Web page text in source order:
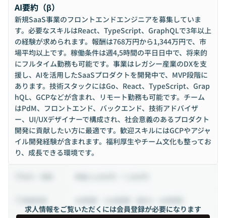
AI要約（β）
新規SaaS事業のフロントエンドエンジニアを募集していま
す。必要なスキルはReact、TypeScript、GraphQLで3年以上
の経験が求められます。報酬は768万円から1,344万円で、市
場平均以上です。稼働条件は週4,5時間の平日日中で、将来的
にフルタイム勤務も可能です。事業はレガシー産業のDXを支
援し、AIを活用したSaaSプロダクトを開発中で、MVP段階に
あります。技術スタックにはGo、React、TypeScript、Grap
hQL、GCPなどが含まれ、リモート勤務も可能です。チーム
はPdM、フロントエンド、バックエンド、技術アドバイザ
ー、UI/UXデザイナーで構成され、社会意義のあるプロダクト
開発に貢献したい方に最適です。歓迎スキルにはGCPやアジャ
イル開発経験が含まれます。福利厚生やチーム文化も整ってお
り、成長できる環境です。
求人情報をご覧いただくには会員登録が必要になります